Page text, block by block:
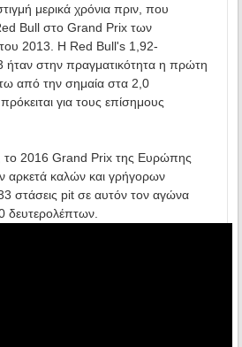
μερικά χρόνια πριν, που
Bull στο Grand Prix των
2013. Η Red Bull's 1,92-
ήταν στην πραγματικότητα η πρώτη
από την σημαία στα 2,0
για τους επίσημους
το 2016 Grand Prix της Ευρώπης
αρκετά καλών και γρήγορων
στάσεις pit σε αυτόν τον αγώνα
δευτερολέπτων.